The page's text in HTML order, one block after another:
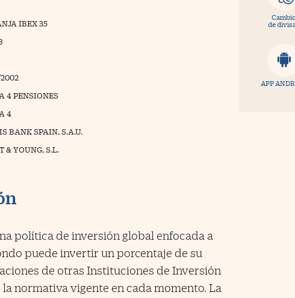
IBEX 35
4 PENSIONES
4
BANK SPAIN, S.A.U.
& YOUNG, S.L.
política de inversión global enfocada a
puede invertir un porcentaje de su
de otras Instituciones de Inversión
normativa vigente en cada momento. La
Cambio
de
APP